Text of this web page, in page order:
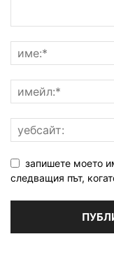
запишете моето
следващия път,